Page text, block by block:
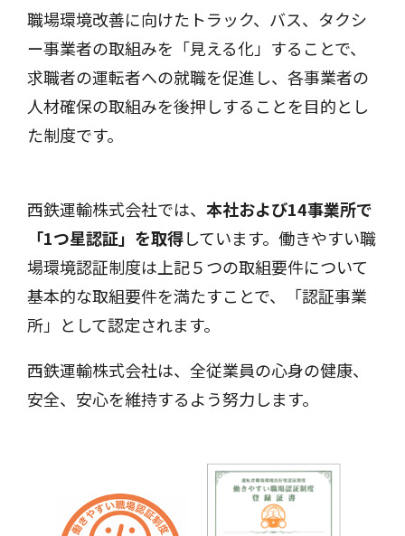
職場環境改善に向けたトラック、バス、タクシ
ー事業者の取組みを「見える化」することで、
求職者の運転者への就職を促進し、各事業者の
人材確保の取組みを後押しすることを目的とし
た制度です。
西鉄運輸株式会社では、 本社および14事業所で
「1つ星認証」を取得しています。 働きやすい職
場環境認証制度は上記５つの取組要件について
基本的な取組要件を満たすことで、「認証事業
所」として認定されます。
西鉄運輸株式会社は、全従業員の心身の健康、
安全、安心を維持するよう努力します。